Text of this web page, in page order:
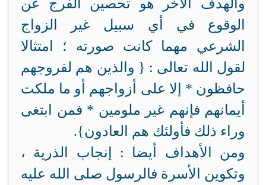
والهدف الآخر هو تحصين الفرج عن
الوقوع في أي سبيل غير الزواج
الشرعي مهما كانت صورته ؛ امتثالا
لقول الله تعالى : { والذين هم لفروجهم
حافظون * إلا على أزواجهم أو ما ملكت
أيمانهم فإنهم غير ملومين * فمن ابتغى
وراء ذلك فأولئك هم العادون}.
ومن الأهداف أيضا : إنجاب الذرية ،
وتكوين الأسرة فالرسول صلى الله عليه